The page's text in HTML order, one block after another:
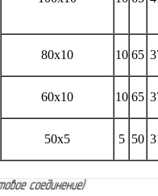
80x10 10 65
60x10 10 65
50x5 5 50